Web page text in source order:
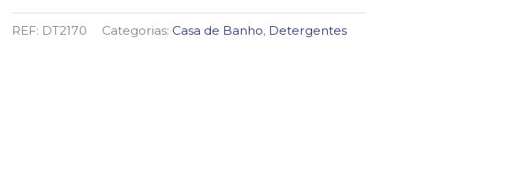
PARA
URINOL
REF: DT2170 Categorias: Casa de Banho, Detergentes